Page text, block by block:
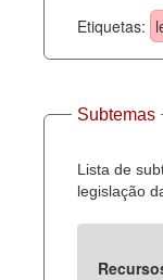
Etiquetas:
Subtemas
Lista de
legislação